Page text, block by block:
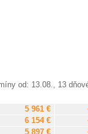
od: 13.08., 13
5 961 €
6 154 €
5 897 €